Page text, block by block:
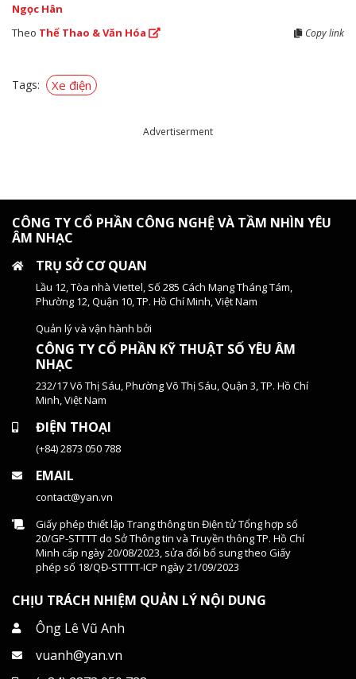
Ngọc Hân
Theo Thể Thao & Văn Hóa Copy link
Tags: Xe điện
Advertiserment
CÔNG TY CỔ PHẦN CÔNG NGHỆ VÀ TẦM NHÌN YÊU
ÂM NHẠC
TRỤ SỞ CƠ QUAN
Lầu 12, Tòa nhà Viettel, Số 285 Cách Mạng Tháng Tám,
Phường 12, Quận 10, TP. Hồ Chí Minh, Việt Nam
Quản lý và vận hành bởi
CÔNG TY CỔ PHẦN KỸ THUẬT SỐ YÊU ÂM
NHẠC
232/17 Võ Thị Sáu, Phường Võ Thị Sáu, Quận 3, TP. Hồ Chí
Minh, Việt Nam
ĐIỆN THOẠI
(+84) 2873 050 788
EMAIL
contact@yan.vn
Giấy phép thiết lập Trang thông tin Điện tử Tổng hợp số
20/GP-STTTT do Sở Thông tin và Truyền thông TP. Hồ Chí
Minh cấp ngày 20/08/2023, sửa đổi bổ sung theo Giấy
phép số 18/QĐ-STTTT-ICP ngày 21/09/2023
CHỊU TRÁCH NHIỆM QUẢN LÝ NỘI DUNG
Ông Lê Vũ Anh
vuanh@yan.vn